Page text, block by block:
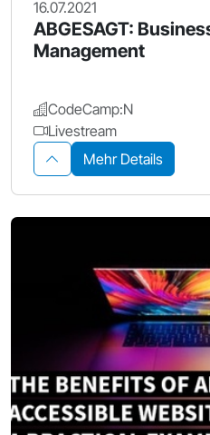
16.07.2021
ABGESAGT:
Management
CodeCamp:N
Livestream
Mehr Details